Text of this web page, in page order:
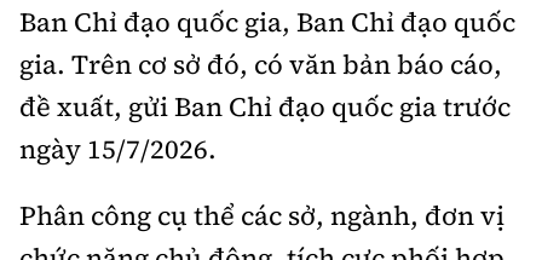
Ban Chỉ đạo quốc gia, Ban Chỉ đạo quốc
gia. Trên cơ sở đó, có văn bản báo cáo,
đề xuất, gửi Ban Chỉ đạo quốc gia trước
ngày 15/7/2026.
Phân công cụ thể các sở, ngành, đơn vị